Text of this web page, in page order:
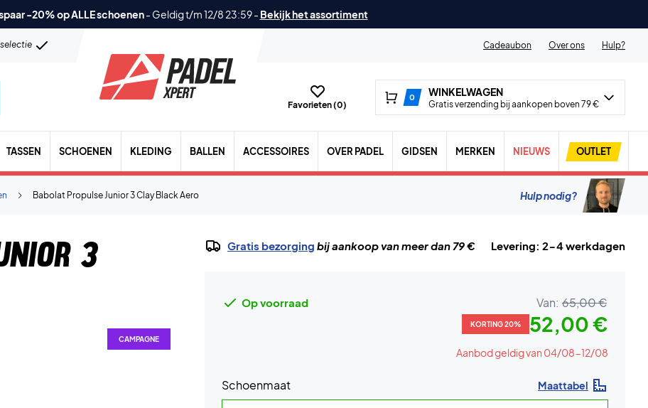
-20% op ALLE schoenen- Geldig t/m 12/8 23:59- Bekijk het assortiment
Cadeaubon Over ons Hulp?
Favorieten (0)
0 WINKELWAGEN
Gratis verzending bij aankopen boven 79 €
TASSEN SCHOENEN KLEDING BALLEN ACCESSOIRES OVER PADEL GIDSEN MERKEN NIEUWS OUTLET
Babolat Propulse Junior 3 Clay Black Aero Hulp nodig?
3
CAMPAGNE
Gratis bezorging bij aankoop van meer dan 79 € Levering: 2-4 werkdagen
Op voorraad Van: 65,00 €
KORTING 20% 52,00 €
Aanbod geldig van 04/08-12/08
Schoenmaat Maattabel